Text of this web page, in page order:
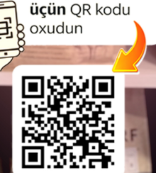
( Rəylər)
Çəki Qiymət
5 ltr
6.60